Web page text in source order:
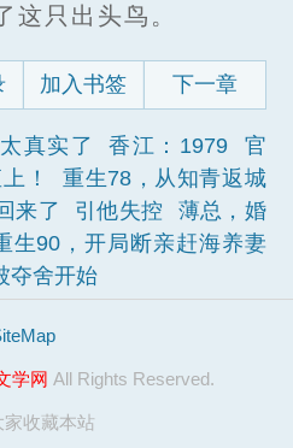
这只出头鸟。
加入书签 下一章
真实了 香江：1979
官
！
重生78，从知青返城
来了 引他失控
薄总，婚
生90，开局断亲赶海养妻
夺舍开始
学网 All Rights Reserved.
家收藏本站